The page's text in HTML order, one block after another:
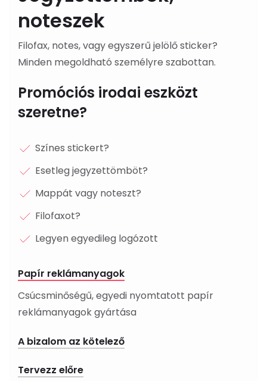
noteszek
Filofax, notes, vagy egyszerű jelölő sticker?
Minden megoldható személyre szabottan.
Promóciós irodai eszközt
szeretne?
Színes stickert?
Esetleg jegyzettömböt?
Mappát vagy noteszt?
Filofaxot?
Legyen egyedileg logózott
Papír reklámanyagok
Csúcsminőségű, egyedi nyomtatott papír
reklámanyagok gyártása
A bizalom az kötelező
Tervezz előre